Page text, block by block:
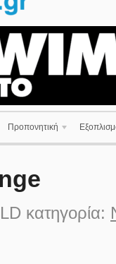
Προπονητική
κατηγορία: